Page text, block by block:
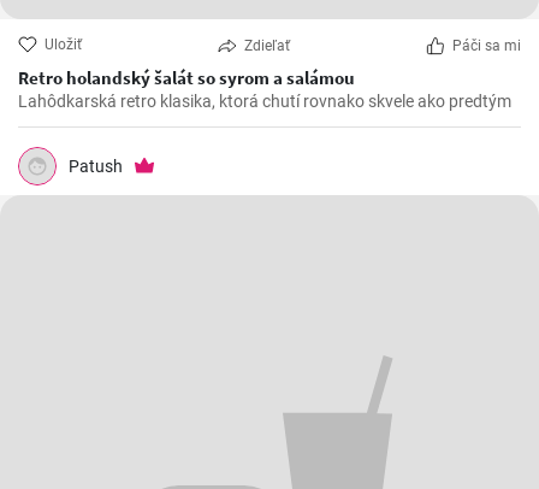
Uložiť Zdieľať Páči sa mi
Retro holandský šalát so syrom a salámou
Lahôdkarská retro klasika, ktorá chutí rovnako skvele ako predtým
Patush